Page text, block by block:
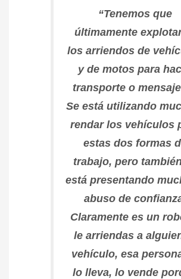
“Tenemos que
últimamente
los arriendos de
y de motos para
transporte o
Se está utilizando
rendar los vehículos
estas dos formas
trabajo, pero
está presentando
abuso de
Claramente es un
le arriendas a
vehículo, esa
lo lleva, lo vende